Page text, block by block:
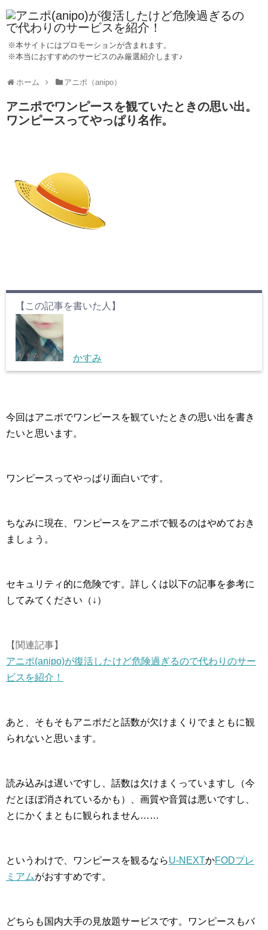
※本サイトにはプロモーションが含まれます。
※本当におすすめのサービスのみ厳選紹介します♪
ホーム アニポ（anipo）
アニポでワンピースを観ていたときの思い出。
ワンピースってやっぱり名作。
【この記事を書いた人】
かすみ
今回はアニポでワンピースを観ていたときの思い出を書き
たいと思います。
ワンピースってやっぱり面白いです。
ちなみに現在、ワンピースをアニポで観るのはやめておき
ましょう。
セキュリティ的に危険です。詳しくは以下の記事を参考に
してみてください（↓）
【関連記事】
アニポ(anipo)が復活したけど危険過ぎるので代わりのサー
ビスを紹介！
あと、そもそもアニポだと話数が欠けまくりでまともに観
られないと思います。
読み込みは遅いですし、話数は欠けまくっていますし（今
だとほぼ消されているかも）、画質や音質は悪いですし、
とにかくまともに観られません……
というわけで、ワンピースを観るならU-NEXTかFODプレ
ミアムがおすすめです。
どちらも国内大手の見放題サービスです。ワンピースもバ